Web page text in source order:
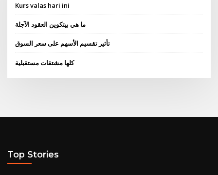
Kurs valas hari ini
ما هي بيتكوين العقود الآجلة
تأثير تقسيم الأسهم على سعر السوق
كلها مشتقات مستقبلية
Top Stories